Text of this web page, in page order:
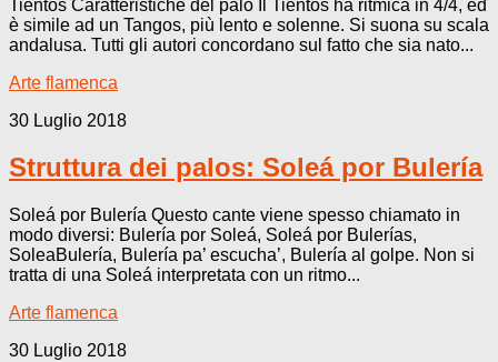
Tientos Caratteristiche del palo Il Tientos ha ritmica in 4/4, ed
è simile ad un Tangos, più lento e solenne. Si suona su scala
andalusa. Tutti gli autori concordano sul fatto che sia nato...
Arte flamenca
30 Luglio 2018
Struttura dei palos: Soleá por Bulería
Soleá por Bulería Questo cante viene spesso chiamato in
modo diversi: Bulería por Soleá, Soleá por Bulerías,
SoleaBulería, Bulería pa’ escucha’, Bulería al golpe. Non si
tratta di una Soleá interpretata con un ritmo...
Arte flamenca
30 Luglio 2018